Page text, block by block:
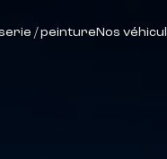
/ peintureNos